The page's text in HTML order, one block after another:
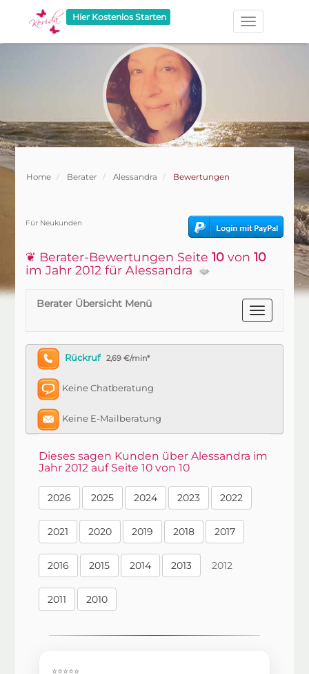
Hier Kostenlos Starten
Home Berater Alessandra Bewertungen
Für Neukunden
❦ Berater-Bewertungen Seite10 von10
im Jahr 2012 für Alessandra
Berater Übersicht Menü
Rückruf 2,69 €/min*
Keine Chatberatung
Keine E-Mailberatung
Dieses sagen Kunden über Alessandra im
Jahr 2012 auf Seite 10 von 10
2026 2025 2024 2023 2022
2021 2020 2019 2018 2017
2016 2015 2014 2013 2012
2011 2010
⭐⭐⭐⭐⭐